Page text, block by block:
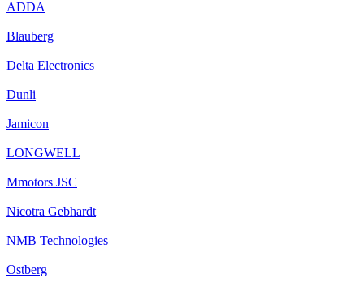
ADDA
Blauberg
Delta Electronics
Dunli
Jamicon
LONGWELL
Mmotors JSC
Nicotra Gebhardt
NMB Technologies
Ostberg